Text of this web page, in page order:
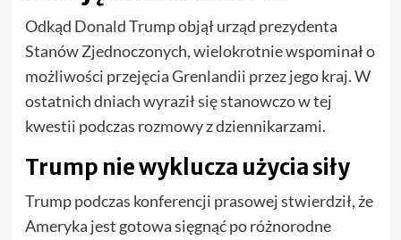
Odkąd Donald Trump objął urząd prezydenta
Stanów Zjednoczonych, wielokrotnie wspominał o
możliwości przejęcia Grenlandii przez jego kraj. W
ostatnich dniach wyraził się stanowczo w tej
kwestii podczas rozmowy z dziennikarzami.
Trump nie wyklucza użycia siły
Trump podczas konferencji prasowej stwierdził, że
Ameryka jest gotowa sięgnąć po różnorodne